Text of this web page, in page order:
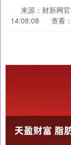
来源：财新网
14:08:08
查看